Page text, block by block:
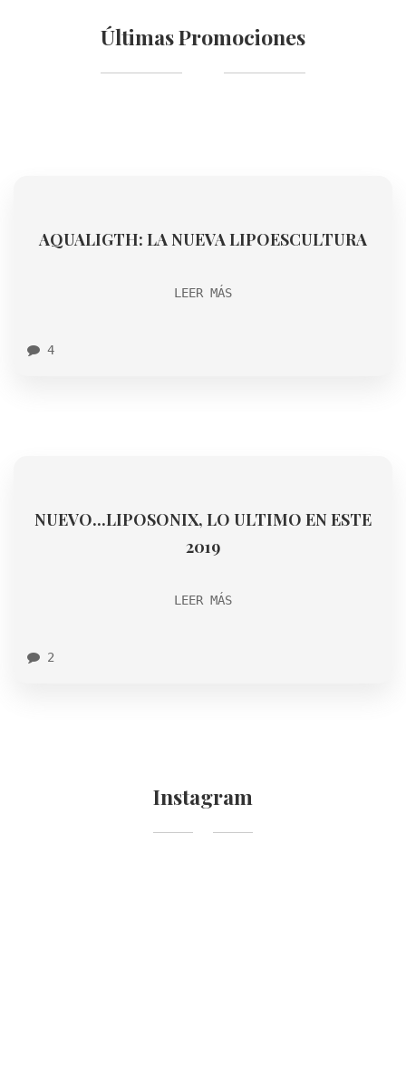
Últimas Promociones
AQUALIGTH: LA NUEVA LIPOESCULTURA
LEER MÁS
4
NUEVO...LIPOSONIX, LO ULTIMO EN ESTE
2019
LEER MÁS
2
Instagram